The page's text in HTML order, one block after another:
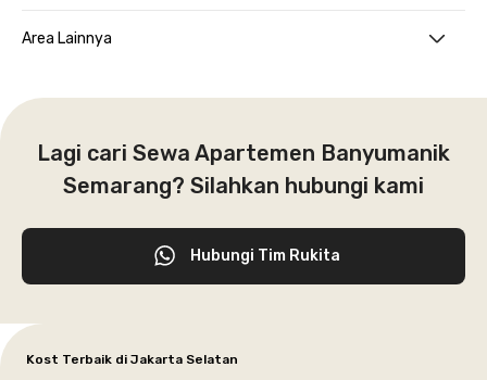
Area Lainnya
Lagi cari Sewa Apartemen Banyumanik
Semarang? Silahkan hubungi kami
Hubungi Tim Rukita
Kost Terbaik di Jakarta Selatan